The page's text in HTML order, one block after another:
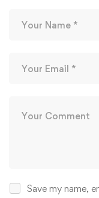
Save my name,